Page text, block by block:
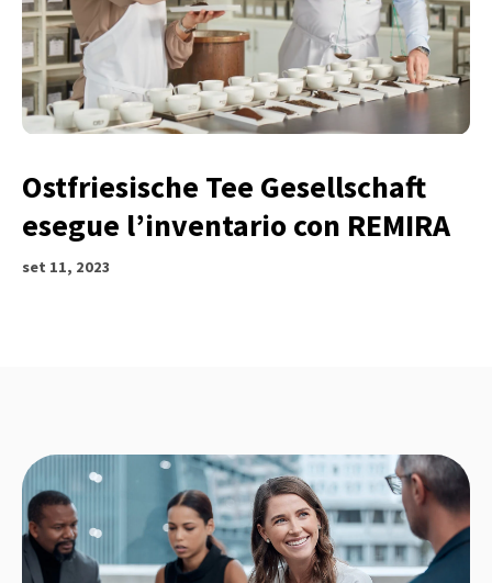
Ostfriesische Tee Gesellschaft
esegue l’inventario con REMIRA
set 11, 2023